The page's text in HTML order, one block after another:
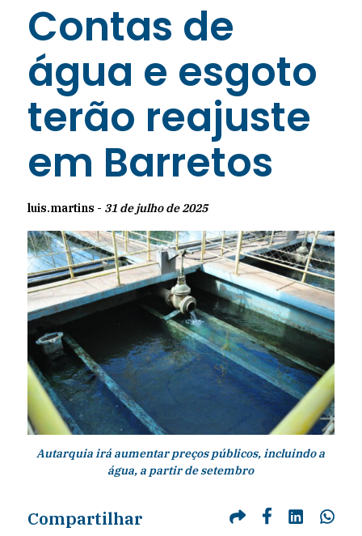
Contas de
água e esgoto
terão reajuste
em Barretos
luis.martins - 31 de julho de 2025
Autarquia irá aumentar preços públicos, incluindo a
água, a partir de setembro
Compartilhar